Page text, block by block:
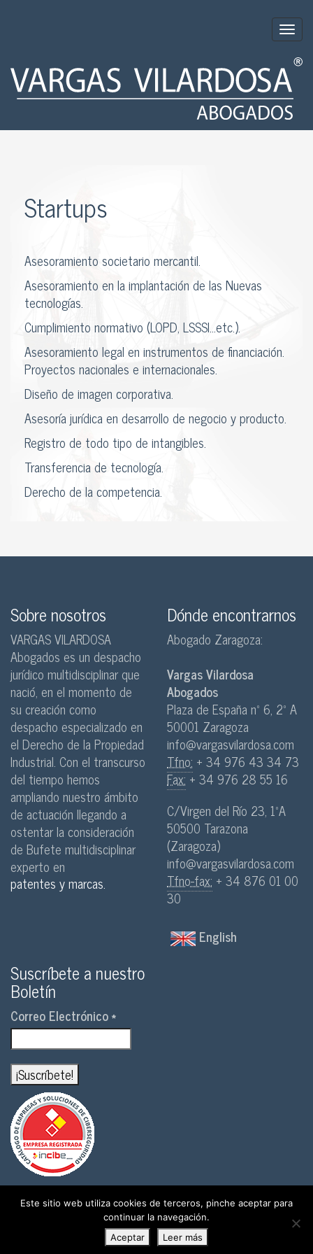
Startups
Asesoramiento societario mercantil.
Asesoramiento en la implantación de las Nuevas
tecnologías.
Cumplimiento normativo (LOPD, LSSSI…etc.).
Asesoramiento legal en instrumentos de financiación.
Proyectos nacionales e internacionales.
Diseño de imagen corporativa.
Asesoría jurídica en desarrollo de negocio y producto.
Registro de todo tipo de intangibles.
Transferencia de tecnología.
Derecho de la competencia.
Sobre nosotros
VARGAS VILARDOSA
Abogados es un despacho
jurídico multidisciplinar que
nació, en el momento de
su creación como
despacho especializado en
el Derecho de la Propiedad
Industrial. Con el transcurso
del tiempo hemos
ampliando nuestro ámbito
de actuación llegando a
ostentar la consideración
de Bufete multidisciplinar
experto en
patentes y marcas.
Dónde encontrarnos
Abogado Zaragoza:
Vargas Vilardosa
Abogados
Plaza de España nº 6, 2º A
50001 Zaragoza
info@vargasvilardosa.com
Tfno: + 34 976 43 34 73
Fax:+ 34 976 28 55 16
C/Virgen del Río 23, 1ºA
50500 Tarazona
(Zaragoza)
info@vargasvilardosa.com
Tfno-fax: + 34 876 01 00
30
English
Suscríbete a nuestro
Boletín
Correo Electrónico*
ColorTech
Política de privacidad
Este sitio web utiliza cookies de terceros, pinche aceptar para
continuar la navegación.
Aceptar
Leer más